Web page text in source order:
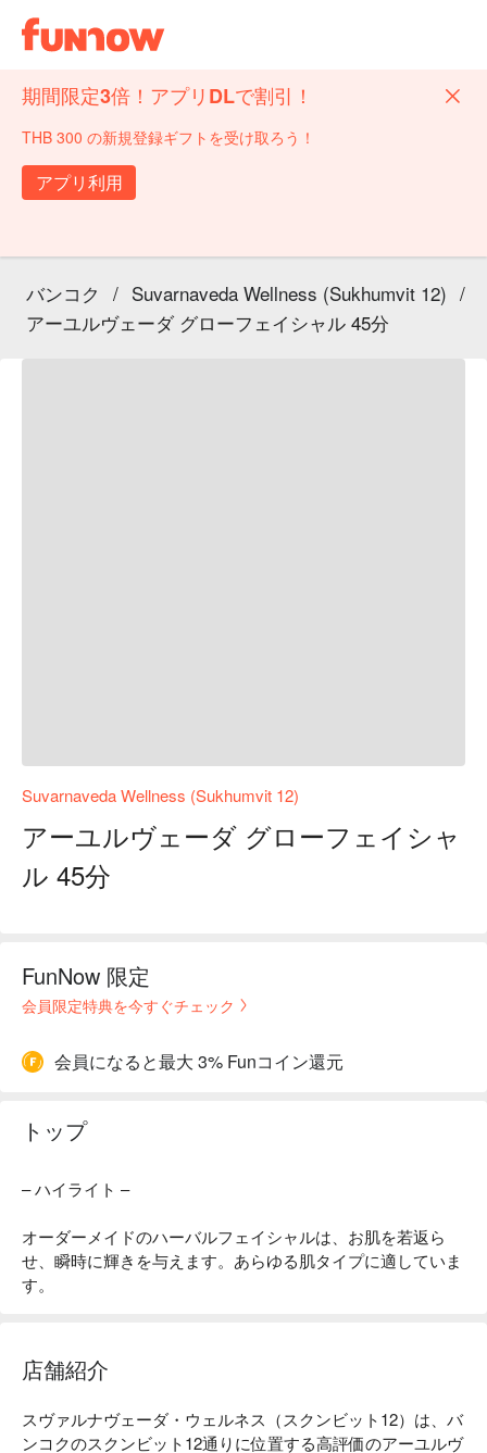
期間限定3倍！アプリDLで割引！
THB 300 の新規登録ギフトを受け取ろう！
アプリ利用
バンコク / Suvarnaveda Wellness (Sukhumvit 12) /
アーユルヴェーダ グローフェイシャル 45分
Suvarnaveda Wellness (Sukhumvit 12)
アーユルヴェーダ グローフェイシャ
ル 45分
FunNow 限定
会員限定特典を今すぐチェック
会員になると最大 3% Funコイン還元
トップ
– ハイライト –
オーダーメイドのハーバルフェイシャルは、お肌を若返ら
せ、瞬時に輝きを与えます。あらゆる肌タイプに適していま
す。
店舗紹介
スヴァルナヴェーダ・ウェルネス（スクンビット12）は、バ
ンコクのスクンビット12通りに位置する高評価のアーユルヴ